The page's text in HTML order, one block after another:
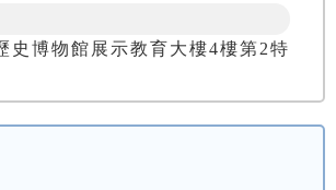
史博物館展示教育大樓4樓第2特